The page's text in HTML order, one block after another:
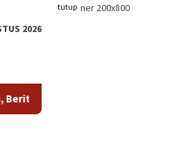
tutup
2026
dan Iklan, hubungi kami di